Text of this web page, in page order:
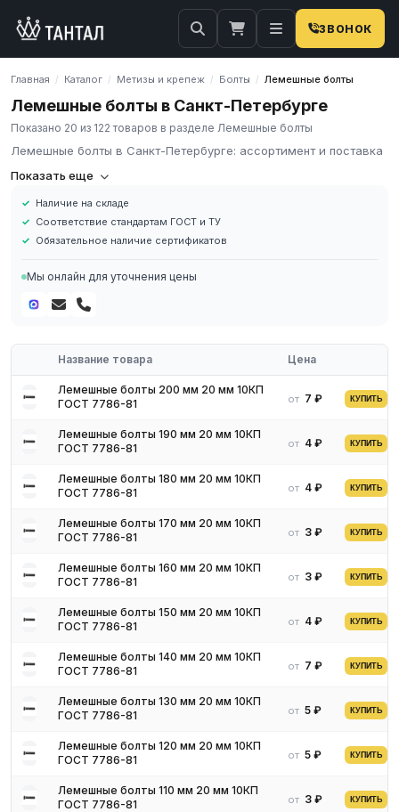
ЗВОНОК
Главная / Каталог / Метизы и крепеж / Болты / Лемешные болты
Лемешные болты в Санкт-Петербурге
Показано 20 из 122 товаров в разделе Лемешные болты
Лемешные болты в Санкт-Петербурге: ассортимент и поставка
Лемешные болты
головкой. Они причисляются к классу точности С, что
означает грубая точность. Для фиксации также
диаметру болта.
Характеристики
стали. По прочности болты могут причисляться к классу 3,6-
к группе высокопрочного.
Покрытие может осуществляться способом горячей или
гальванической оцинковки. Выпускаются изделия и без
покрытий. Покрытие гарантирует, что крепеж прочно защищен
нестабильность температурного режима).
Показать еще
Наличие на складе
Соответствие стандартам ГОСТ и ТУ
Обязательное наличие сертификатов
Мы онлайн для уточнения цены
Название товара Цена
Лемешные болты 200 мм 20 мм 10КП
ГОСТ 7786-81
от 7 ₽ КУПИТЬ
Лемешные болты 190 мм 20 мм 10КП
ГОСТ 7786-81
от 4 ₽ КУПИТЬ
Лемешные болты 180 мм 20 мм 10КП
ГОСТ 7786-81
от 4 ₽ КУПИТЬ
Лемешные болты 170 мм 20 мм 10КП
ГОСТ 7786-81
от 3 ₽ КУПИТЬ
Лемешные болты 160 мм 20 мм 10КП
ГОСТ 7786-81
от 3 ₽ КУПИТЬ
Лемешные болты 150 мм 20 мм 10КП
ГОСТ 7786-81
от 4 ₽ КУПИТЬ
Лемешные болты 140 мм 20 мм 10КП
ГОСТ 7786-81
от 7 ₽ КУПИТЬ
Лемешные болты 130 мм 20 мм 10КП
ГОСТ 7786-81
от 5 ₽ КУПИТЬ
Лемешные болты 120 мм 20 мм 10КП
ГОСТ 7786-81
от 5 ₽ КУПИТЬ
Лемешные болты 110 мм 20 мм 10КП
ГОСТ 7786-81
от 3 ₽ КУПИТЬ